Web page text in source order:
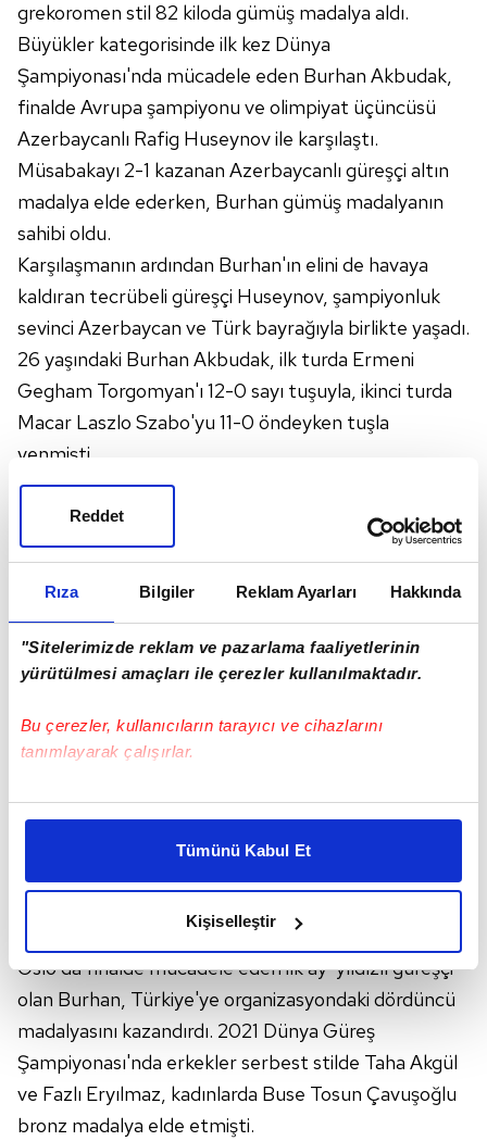
Rıza Bilgiler Reklam Ayarları Hakkında
"Sitelerimizde reklam ve pazarlama faaliyetlerinin
yürütülmesi amaçları ile çerezler kullanılmaktadır.
Bu çerezler, kullanıcıların tarayıcı ve cihazlarını
tanımlayarak çalışırlar.
Bu çerezlere izin vermeniz halinde sizlere özel
daha iyi reklam deneyimi yaşatabiliriz. Bunu yaparken
amacımızın size daha iyi bir reklam deneyimi sunmak
elimizden gelen çabayı gösterdiğimizi ve bu noktada,
Her halükârda, kullanıcılar, bu çerezlere izin vermedikleri
takdirde, kullanıcılara hedefli reklamlar
gösterilmeyecektir."
Tümünü Kabul Et
Kişiselleştir
Reddet
grekoromen stil 82 kiloda gümüş madalya aldı.
Büyükler kategorisinde ilk kez Dünya
Şampiyonası'nda mücadele eden Burhan Akbudak,
finalde Avrupa şampiyonu ve olimpiyat üçüncüsü
Azerbaycanlı Rafig Huseynov ile karşılaştı.
Müsabakayı 2-1 kazanan Azerbaycanlı güreşçi altın
madalya elde ederken, Burhan gümüş madalyanın
sahibi oldu.
Karşılaşmanın ardından Burhan'ın elini de havaya
kaldıran tecrübeli güreşçi Huseynov, şampiyonluk
sevinci Azerbaycan ve Türk bayrağıyla birlikte yaşadı.
26 yaşındaki Burhan Akbudak, ilk turda Ermeni
Gegham Torgomyan'ı 12-0 sayı tuşuyla, ikinci turda
Macar Laszlo Szabo'yu 11-0 öndeyken tuşla
yenmişti.
Çeyrek finalde ABD'li Benjamin Provisor'u 10-0 sayı
tuşuyla mağlup eden milli güreşçi, yarı finalde İranlı
Pejman Soltanmorad Poshtam ile yaptığı
müsabakayı 5-2 kazanarak adını finale yazdırmıştı.
Oslo'da finalde mücadele eden ilk ay-yıldızlı güreşçi
olan Burhan, Türkiye'ye organizasyondaki dördüncü
madalyasını kazandırdı. 2021 Dünya Güreş
Şampiyonası'nda erkekler serbest stilde Taha Akgül
ve Fazlı Eryılmaz, kadınlarda Buse Tosun Çavuşoğlu
bronz madalya elde etmişti.